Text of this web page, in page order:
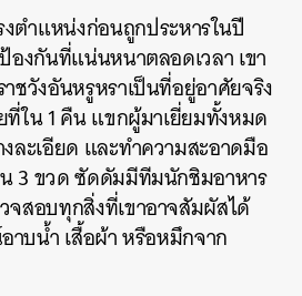
ตำแหน่งก่อนถูกประหารในปี
งกันที่แน่นหนาตลอดเวลา เขา
ชวังอันหรูหราเป็นที่อยู่อาศัยจริง
ใน 1 คืน แขกผู้มาเยี่ยมทั้งหมด
ละเอียด และทำความสะอาดมือ
3 ขวด ซัดดัมมีทีมนักชิมอาหาร
สอบทุกสิ่งที่เขาอาจสัมผัสได้
าบน้ำ เสื้อผ้า หรือหมึกจาก